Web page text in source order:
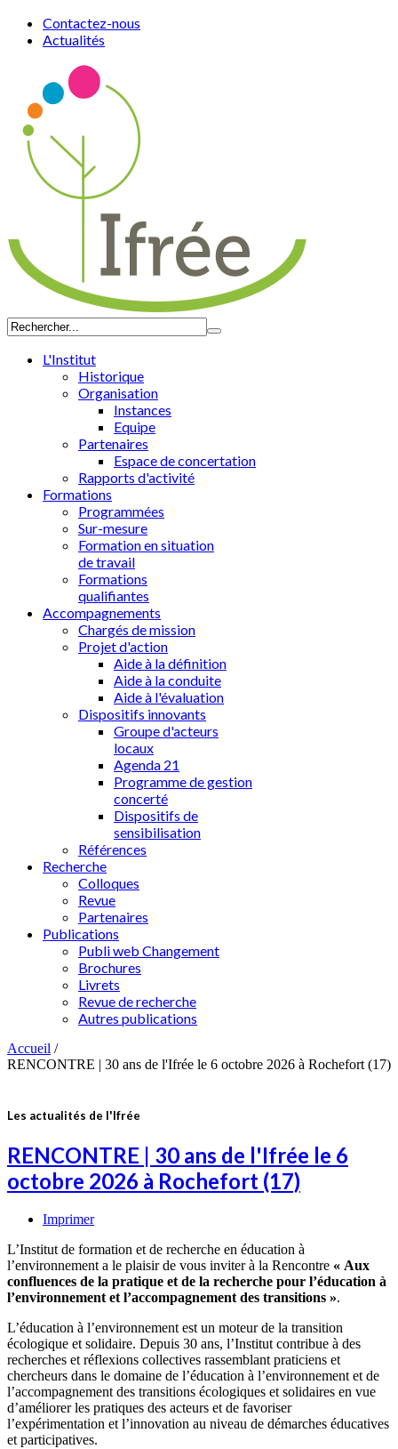
Contactez-nous
Actualités
L'Institut
Historique
Organisation
Instances
Equipe
Partenaires
Espace de concertation
Rapports d'activité
Formations
Programmées
Sur-mesure
Formation en situation
de travail
Formations
qualifiantes
Accompagnements
Chargés de mission
Projet d'action
Aide à la définition
Aide à la conduite
Aide à l'évaluation
Dispositifs innovants
Groupe d'acteurs
locaux
Agenda 21
Programme de gestion
concerté
Dispositifs de
sensibilisation
Références
Recherche
Colloques
Revue
Partenaires
Publications
Publi web Changement
Brochures
Livrets
Revue de recherche
Autres publications
Accueil /
RENCONTRE | 30 ans de l'Ifrée le 6 octobre 2026 à Rochefort (17)
Les actualités de l'Ifrée
RENCONTRE | 30 ans de l'Ifrée le 6
octobre 2026 à Rochefort (17)
Imprimer
L’Institut de formation et de recherche en éducation à
l’environnement a le plaisir de vous inviter à la Rencontre « Aux
confluences de la pratique et de la recherche pour l’éducation à
l’environnement et l’accompagnement des transitions ».
L’éducation à l’environnement est un moteur de la transition
écologique et solidaire. Depuis 30 ans, l’Institut contribue à des
recherches et réflexions collectives rassemblant praticiens et
chercheurs dans le domaine de l’éducation à l’environnement et de
l’accompagnement des transitions écologiques et solidaires en vue
d’améliorer les pratiques des acteurs et de favoriser
l’expérimentation et l’innovation au niveau de démarches éducatives
et participatives.